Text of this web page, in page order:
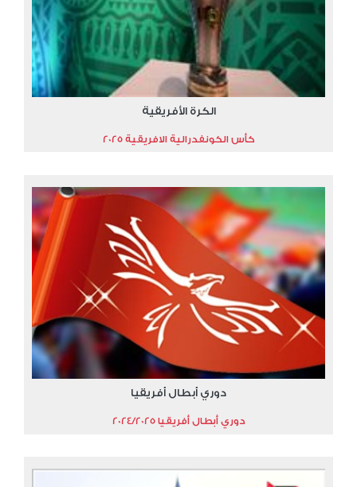
الكرة الأفريقية
كأس الكونفدرالية الافريقية 2025
دوري أبطال أفريقيا
دوري أبطال أفريقيا 2024/2025